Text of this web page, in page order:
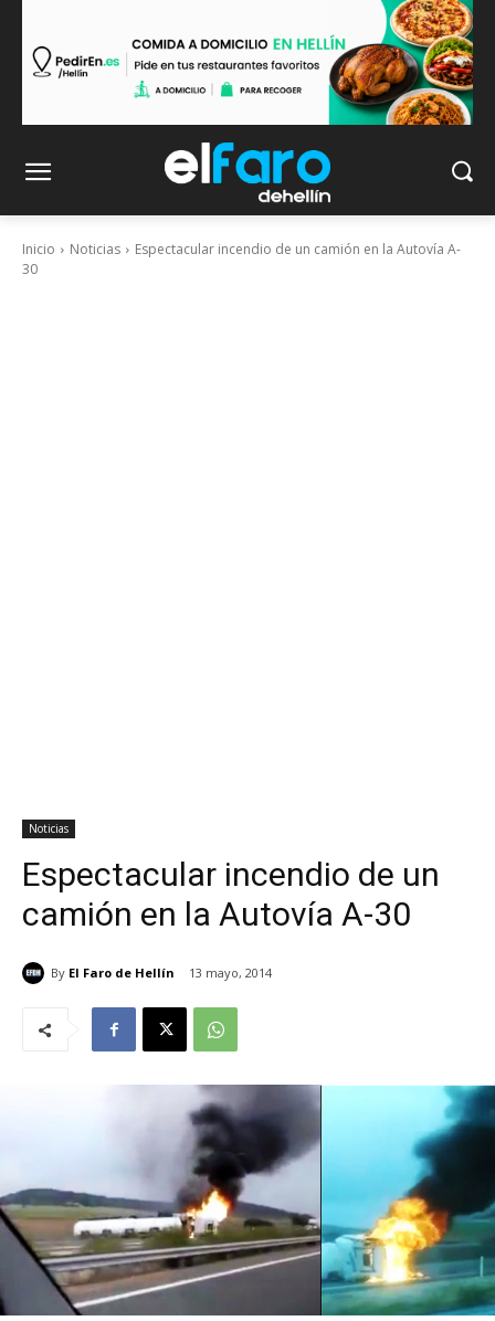
Inicio Noticias
Espectacular incendio de un camión en la Autovía A-
30
Noticias
Espectacular incendio de un
camión en la Autovía A-30
By El Faro de Hellín 13 mayo, 2014